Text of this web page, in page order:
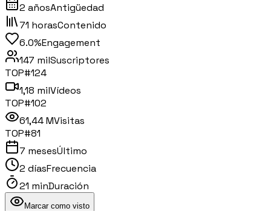
2 añosAntigüedad
71 horasContenido
6.0%Engagement
147 milSuscriptores
TOP#124
1,18 milVídeos
TOP#102
61,44 MVisitas
TOP#81
7 mesesÚltimo
2 díasFrecuencia
21 minDuración
Marcar como visto